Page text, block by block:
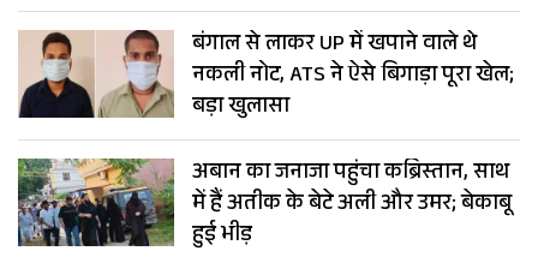
बंगाल से लाकर UP में खपाने वाले थे
नकली नोट, ATS ने ऐसे बिगाड़ा पूरा खेल;
बड़ा खुलासा
अबान का जनाजा पहुंचा कब्रिस्तान, साथ
में हैं अतीक के बेटे अली और उमर; बेकाबू
हुई भीड़